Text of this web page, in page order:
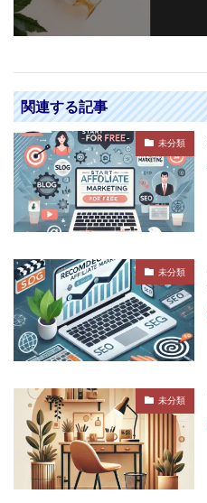
関連する記事
未分類
未分類
未分類